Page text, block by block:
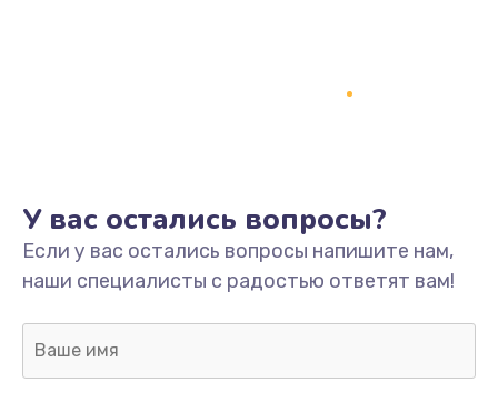
Не включается
1400 руб.
Заказать
800 руб.
У вас остались вопросы?
Если у вас остались вопросы напишите нам,
наши специалисты с радостью ответят вам!